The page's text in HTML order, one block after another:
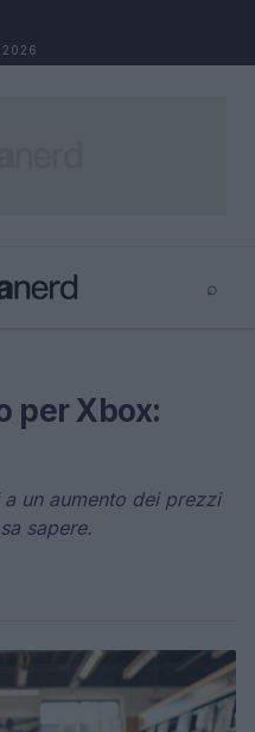
2026
⌕
per Xbox:
un aumento dei prezzi
sapere.